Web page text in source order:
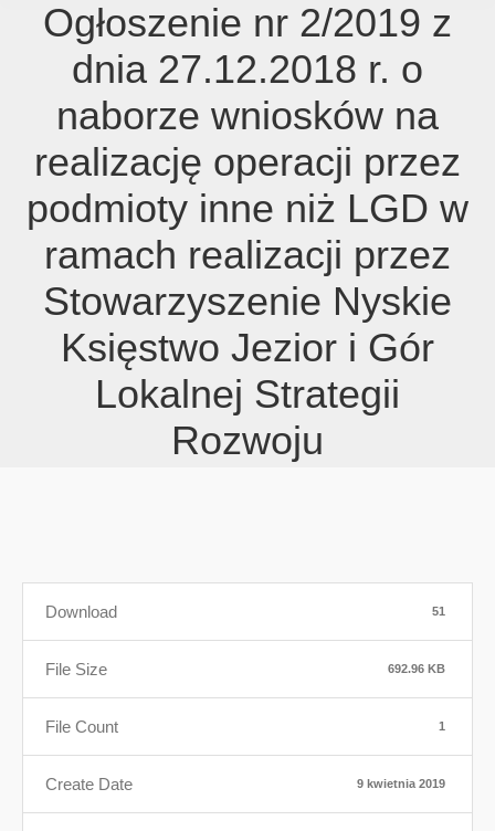
Ogłoszenie nr 2/2019 z
dnia 27.12.2018 r. o
naborze wniosków na
realizację operacji przez
podmioty inne niż LGD w
ramach realizacji przez
Stowarzyszenie Nyskie
Księstwo Jezior i Gór
Lokalnej Strategii
Rozwoju
Download 51
File Size 692.96 KB
File Count 1
Create Date 9 kwietnia 2019